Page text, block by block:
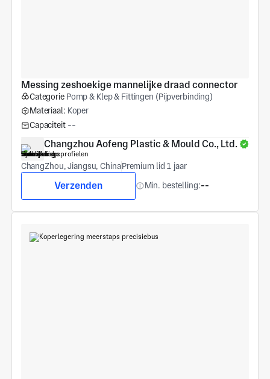
Messing zeshoekige mannelijke draad connector
Categorie Pomp & Klep & Fittingen (Pijpverbinding)
Materiaal: Koper
Capaciteit --
Changzhou Aofeng Plastic & Mould Co., Ltd.
ChangZhou, Jiangsu, ChinaPremium lid 1 jaar
Verzenden Min. bestelling:--